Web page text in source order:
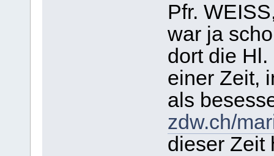
Pfr.
war ja
dort die
einer Zeit,
als
zdw.ch/
dieser Zeit